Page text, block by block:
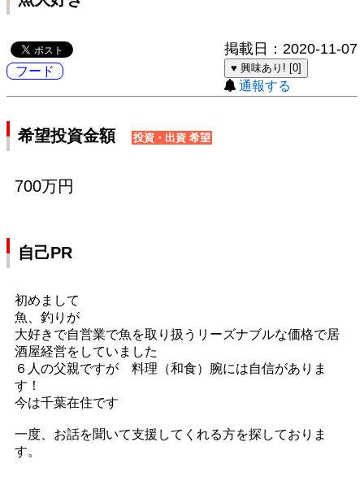
フード
掲載日：2020-11-07
♥ 興味あり! [0]
通報する
希望投資金額 投資・出資 希望
700万円
自己PR
初めまして
魚、釣りが
大好きで自営業で魚を取り扱うリーズナブルな価格で居
酒屋経営をしていました
６人の父親ですが 料理（和食）腕には自信がありま
す！
今は千葉在住です
一度、お話を聞いて支援してくれる方を探しておりま
す。